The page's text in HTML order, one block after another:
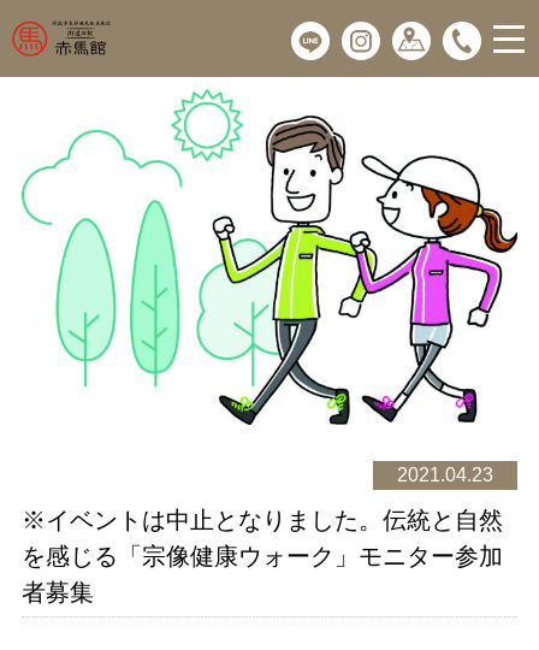
2021.04.23
※イベントは中止となりました。伝統と自然
を感じる「宗像健康ウォーク」モニター参加
者募集